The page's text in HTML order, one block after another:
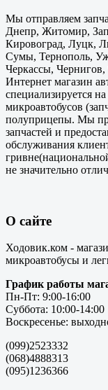
Мы отправляем
Днепр, Житомир,
Кировоград, Луцк,
Сумы, Тернополь,
Черкассы,
Интернет магазин
специализируется
микроавтобусов
полуприцепы. Мы
запчастей и
обслуживания
не значительно
О сайте
Ходовик.ком -
микроавтобусы и
График работы
Пн-Пт: 9:00-16:00
Суббота: 10:00-14:00
Воскресенье:
(099)2523332
(068)4888313
(095)1236366